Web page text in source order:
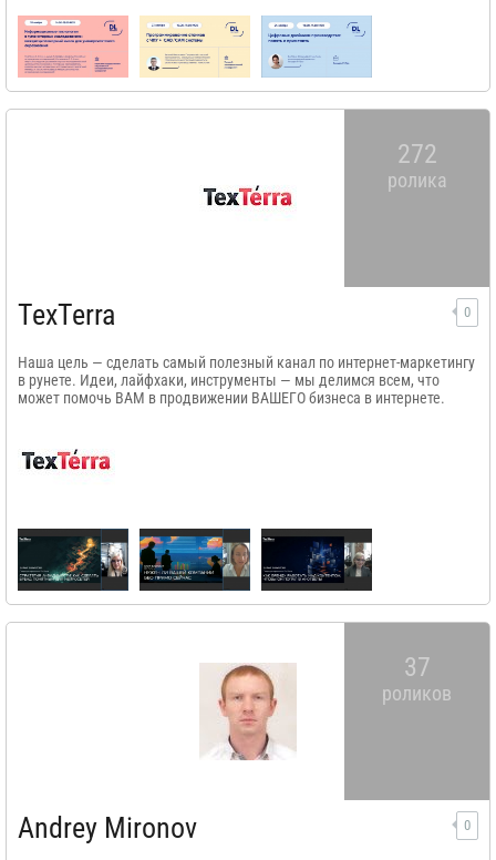
272
ролика
0
TexTerra
Наша цель — сделать самый полезный канал по интернет-маркетингу
в рунете. Идеи, лайфхаки, инструменты — мы делимся всем, что
может помочь ВАМ в продвижении ВАШЕГО бизнеса в интернете.
37
роликов
0
Andrey Mironov